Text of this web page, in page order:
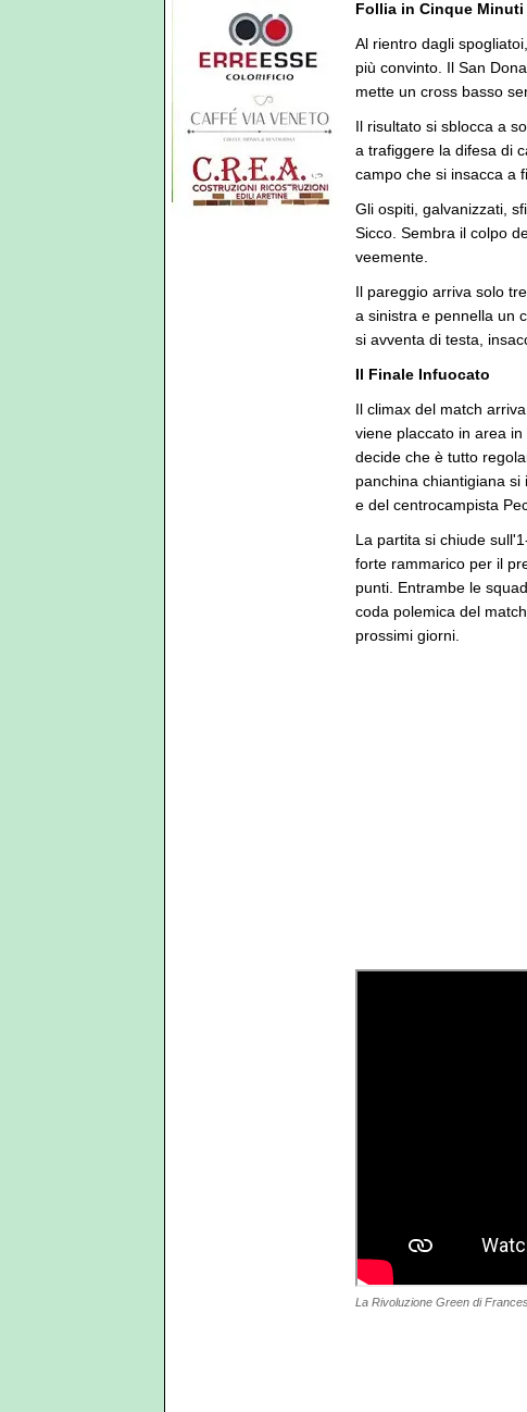
Follia in Cinque
Al rientro dagli
più convinto. Il San
mette un cross basso
Il risultato si sblocca a
a trafiggere la difesa di
campo che si insacca a
Gli ospiti, galvanizzati,
Sicco. Sembra il colpo
veemente.
Il pareggio arriva solo
a sinistra e pennella un
si avventa di testa,
Il Finale Infuocato
Il climax del match
viene placcato in area
decide che è tutto
panchina chiantigiana
e del centrocampista
La partita si chiude
forte rammarico per il
punti. Entrambe le
coda polemica del
prossimi giorni.
La Rivoluzione Green di